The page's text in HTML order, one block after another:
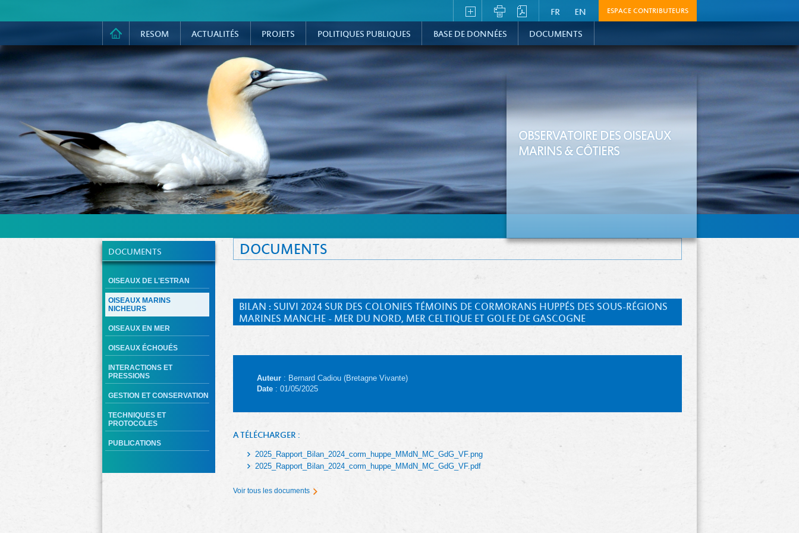
ESPACE CONTRIBUTEURS
RESOM ACTUALITÉS PROJETS POLITIQUES PUBLIQUES BASE DE DONNÉES DOCUMENTS
OBSERVATOIRE DES OISEAUX
MARINS & CÔTIERS
DOCUMENTS
OISEAUX DE L'ESTRAN
OISEAUX MARINS
NICHEURS
OISEAUX EN MER
OISEAUX ÉCHOUÉS
INTERACTIONS ET
PRESSIONS
GESTION ET CONSERVATION
TECHNIQUES ET
PROTOCOLES
PUBLICATIONS
DOCUMENTS
BILAN : SUIVI 2024 SUR DES COLONIES TÉMOINS DE CORMORANS HUPPÉS DES SOUS-RÉGIONS
MARINES MANCHE - MER DU NORD, MER CELTIQUE ET GOLFE DE GASCOGNE
Auteur : Bernard Cadiou (Bretagne Vivante)
Date : 01/05/2025
A TÉLÉCHARGER :
2025_Rapport_Bilan_2024_corm_huppe_MMdN_MC_GdG_VF.png
2025_Rapport_Bilan_2024_corm_huppe_MMdN_MC_GdG_VF.pdf
Voir tous les documents